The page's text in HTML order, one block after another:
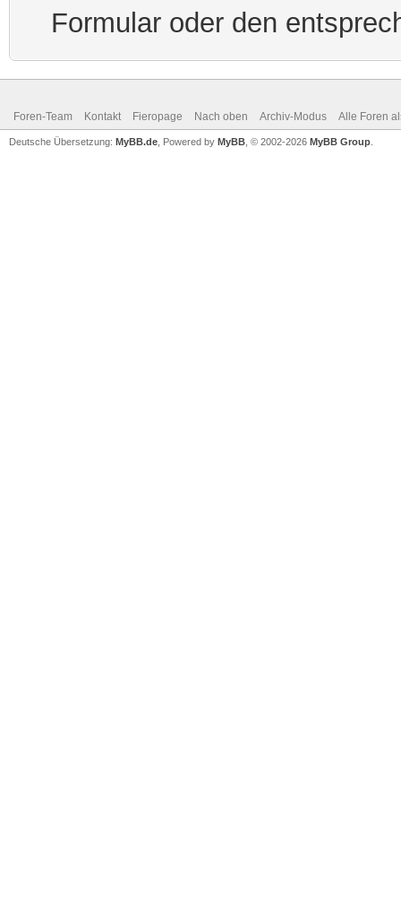
Formular oder den
Foren-Team Kontakt Fieropage Nach oben Archiv-Modus Alle Foren
Deutsche Übersetzung: MyBB.de , Powered by MyBB , © 2002-2026 MyBB Group